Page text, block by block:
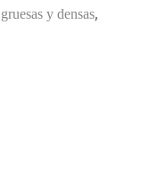
y densas,